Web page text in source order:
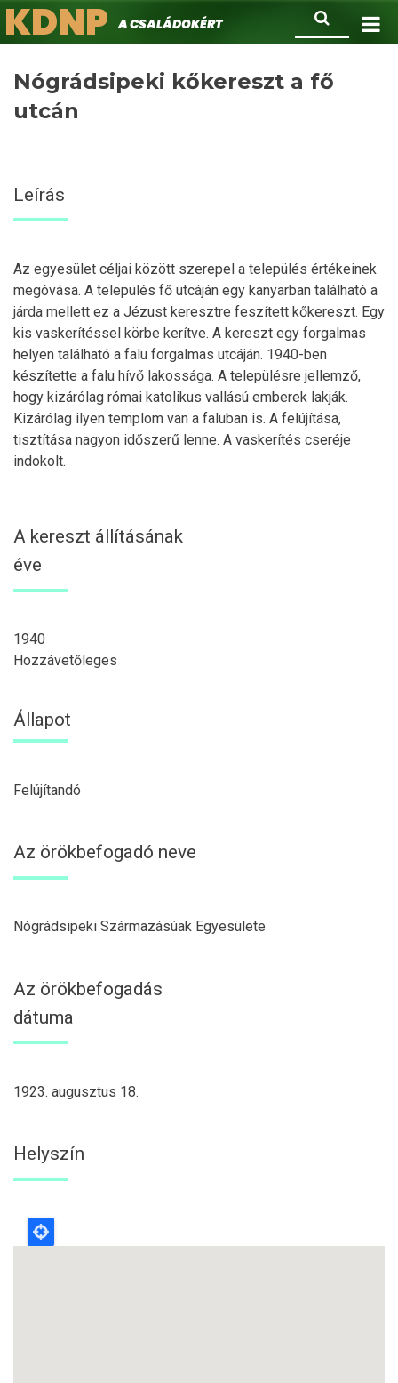
Ugrás
a
Keresés
KDNPA családokért.
Nógrádsipeki kőkereszt a fő
utcán
Leírás
Az egyesület céljai között szerepel a település értékeinek
megóvása. A település fő utcáján egy kanyarban található a
járda mellett ez a Jézust keresztre feszített kőkereszt. Egy
kis vaskerítéssel körbe kerítve. A kereszt egy forgalmas
helyen található a falu forgalmas utcáján. 1940-ben
készítette a falu hívő lakossága. A településre jellemző,
hogy kizárólag római katolikus vallású emberek lakják.
Kizárólag ilyen templom van a faluban is. A felújítása,
tisztítása nagyon időszerű lenne. A vaskerítés cseréje
indokolt.
A kereszt állításának
éve
1940
Hozzávetőleges
Állapot
Felújítandó
Az örökbefogadó neve
Nógrádsipeki Származásúak Egyesülete
Az örökbefogadás
dátuma
1923. augusztus 18.
Helyszín